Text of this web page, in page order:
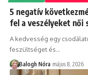
5 negatív
fel a veszélyeket női
A kedvesség egy
feszültséget és…
Balogh Nóra május 8, 2026